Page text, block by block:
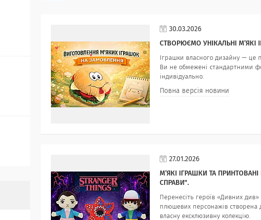
30.03.2026
СТВОРЮЄМО УНІКАЛЬНІ М’ЯКІ
Іграшки власного дизайну — це
Ви не обмежені стандартними
індивідуально.
Повна версія новини
27.01.2026
М’ЯКІ ІГРАШКИ ТА
СПРАВИ".
Перенесіть героїв «Дивних
плюшевих персонажів створена
власну ексклюзивну колекцію.